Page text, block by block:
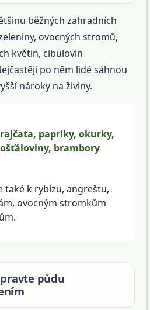
běžných zahradních
ovocných stromů,
květin, cibulovin
po něm lidé sáhnou
nároky na živiny.
rajčata, papriky, okurky,
brambory
také k rybízu, angreštu,
ovocným stromkům
půdu